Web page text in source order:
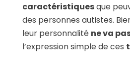
caractéristiquesque
des personnes autistes.
leur personnalité ne va
l’expression simple de ces